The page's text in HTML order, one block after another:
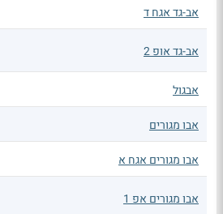
אב-גד אגח ד
אב-גד אופ 2
אבגול
אבו מגורים
אבו מגורים אגח א
אבו מגורים אפ 1